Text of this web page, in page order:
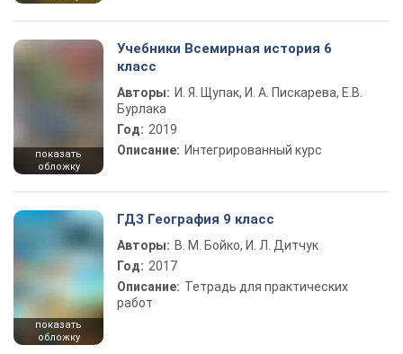
показать
обложку
Учебники Всемирная история 6
класс
Авторы: И. Я. Щупак, И. А. Пискарева, Е.В.
Бурлака
Год: 2019
Описание: Интегрированный курс
показать
обложку
ГДЗ География 9 класс
Авторы: В. М. Бойко, И. Л. Дитчук
Год: 2017
Описание: Тетрадь для практических
работ